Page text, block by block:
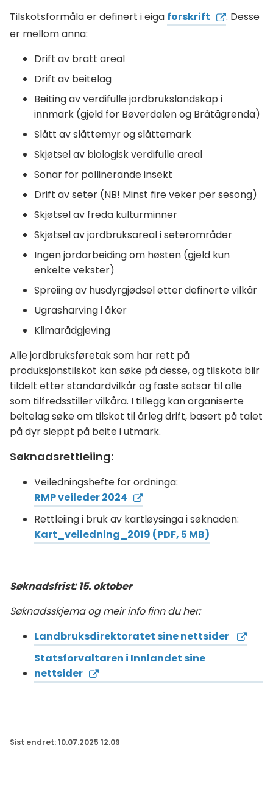
Tilskotsformåla er definert i eiga forskrift
. Desse
er mellom anna:
Drift av bratt areal
Drift av beitelag
Beiting av verdifulle jordbrukslandskap i
innmark (gjeld for Bøverdalen og Bråtågrenda)
Slått av slåttemyr og slåttemark
Skjøtsel av biologisk verdifulle areal
Sonar for pollinerande insekt
Drift av seter (NB! Minst fire veker per sesong)
Skjøtsel av freda kulturminner
Skjøtsel av jordbruksareal i seterområder
Ingen jordarbeiding om høsten (gjeld kun
enkelte vekster)
Spreiing av husdyrgjødsel etter definerte vilkår
Ugrasharving i åker
Klimarådgjeving
Alle jordbruksføretak som har rett på
produksjonstilskot kan søke på desse, og tilskota blir
tildelt etter standardvilkår og faste satsar til alle
som tilfredsstiller vilkåra. I tillegg kan organiserte
beitelag søke om tilskot til årleg drift, basert på talet
på dyr sleppt på beite i utmark.
Søknadsrettleiing:
Veiledningshefte for ordninga:
RMP veileder 2024
Rettleiing i bruk av kartløysinga i søknaden:
Kart_veiledning_2019 (PDF, 5 MB)
Søknadsfrist: 15. oktober
Søknadsskjema og meir info finn du her:
Landbruksdirektoratet sine nettsider
Statsforvaltaren i Innlandet sine
nettsider
Sist endret 10.07.2025 12.09